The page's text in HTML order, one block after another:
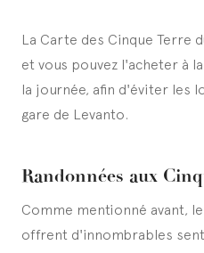
La Carte des Cinque Terre
et vous pouvez l'acheter à
la journée, afin d'éviter les
gare de Levanto.
Randonnées aux
Comme mentionné avant,
offrent d'innombrables